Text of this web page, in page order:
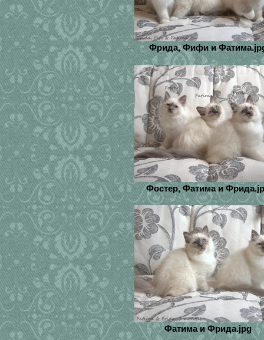
Фрида, Фифи и
Фостер, Фатима и
Фатима и Фрида.jpg